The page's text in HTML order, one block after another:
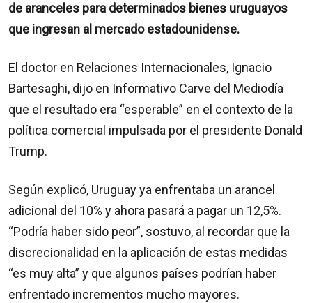
de aranceles para determinados bienes uruguayos
que ingresan al mercado estadounidense.
El doctor en Relaciones Internacionales, Ignacio
Bartesaghi, dijo en Informativo Carve del Mediodía
que el resultado era “esperable” en el contexto de la
política comercial impulsada por el presidente Donald
Trump.
Según explicó, Uruguay ya enfrentaba un arancel
adicional del 10% y ahora pasará a pagar un 12,5%.
“Podría haber sido peor”, sostuvo, al recordar que la
discrecionalidad en la aplicación de estas medidas
“es muy alta” y que algunos países podrían haber
enfrentado incrementos mucho mayores.